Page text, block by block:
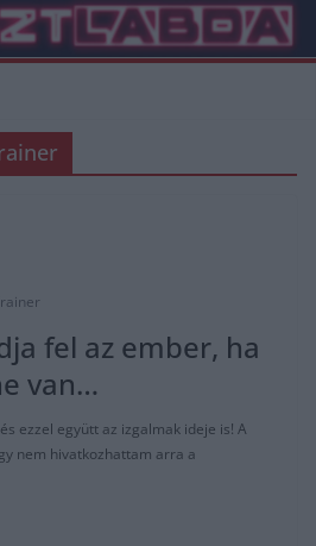
fel az ember, ha
van…
ezzel együtt az izgalmak ideje is! A
nem hivatkozhattam arra a